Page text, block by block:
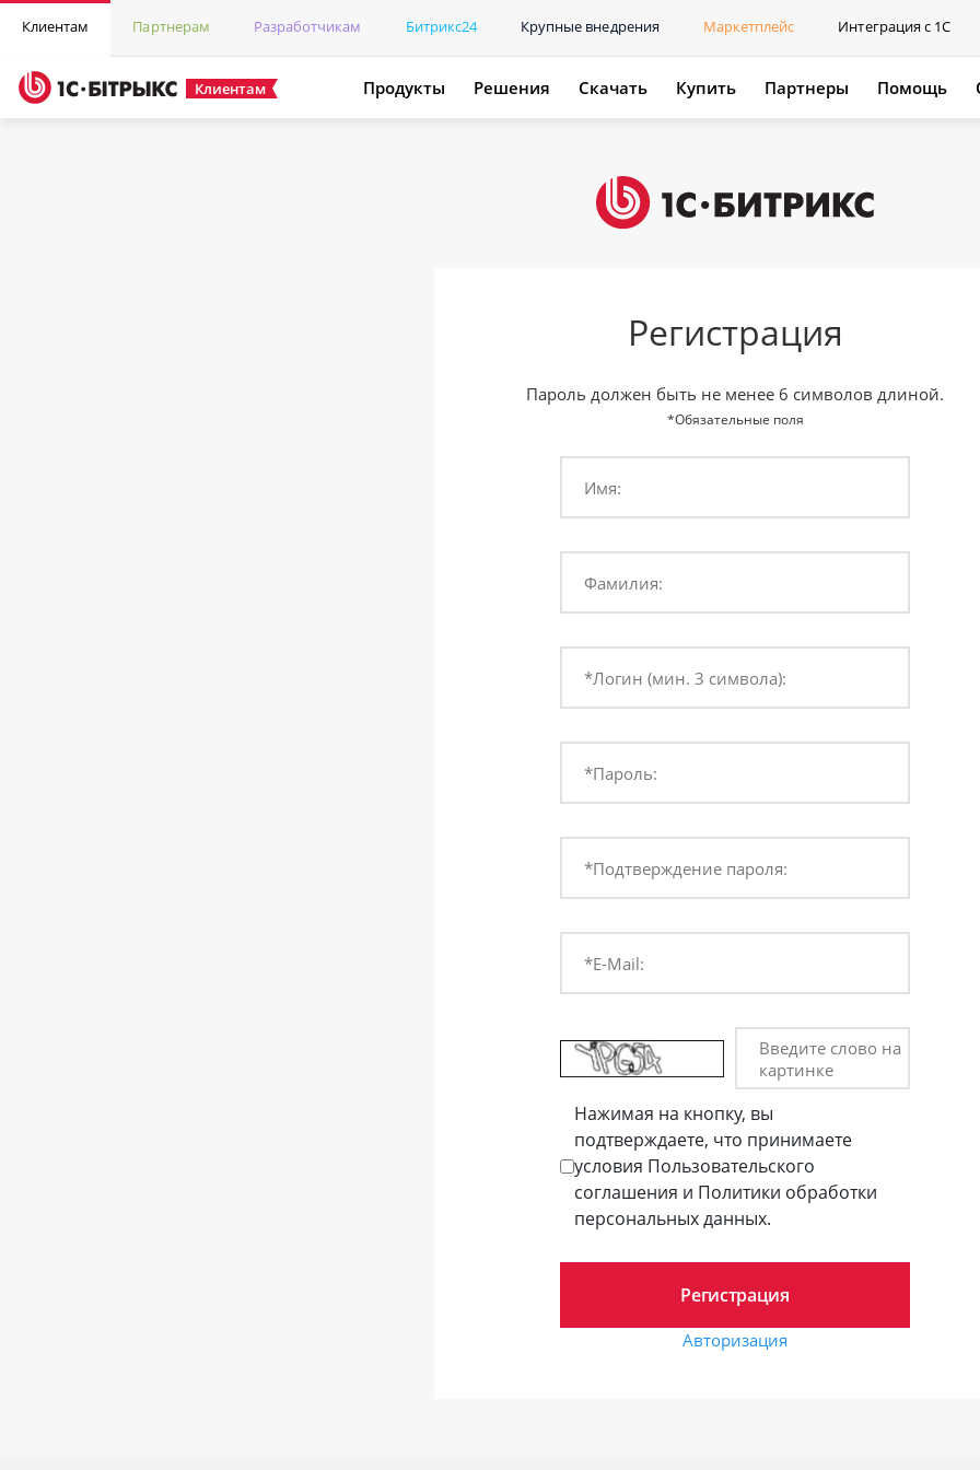
Клиентам Партнерам Разработчикам Битрикс24 Крупные внедрения Маркетплейс Интеграция с 1С
Клиентам Продукты Решения Скачать Купить Партнеры Помощь
Регистрация
Пароль должен быть не менее 6 символов длиной.
*Обязательные поля
Имя:
Фамилия:
*Логин (мин. 3 символа):
*Пароль:
*Подтверждение пароля:
*E-Mail:
Введите слово на
картинке
Нажимая на кнопку, вы
подтверждаете, что принимаете
условия Пользовательского
соглашения и Политики обработки
персональных данных.
Авторизация